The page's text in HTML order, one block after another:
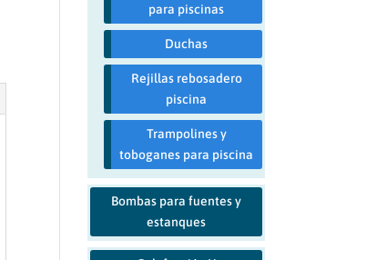
para piscinas
Duchas
Rejillas rebosadero
piscina
Trampolines y
toboganes para piscina
Bombas para fuentes y
estanques